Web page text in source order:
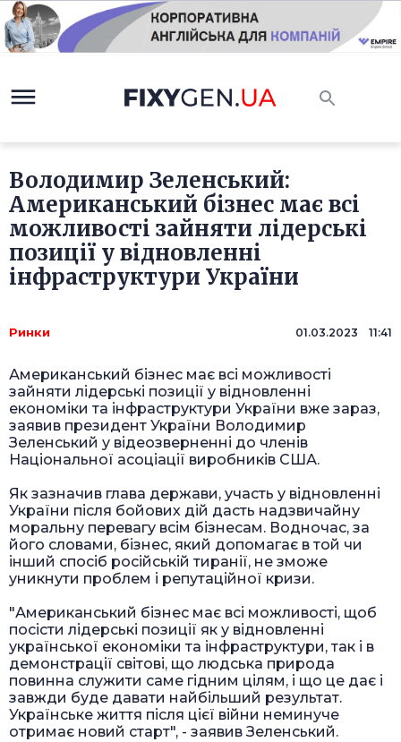
Володимир Зеленський:
Американський бізнес має всі
можливості зайняти лідерські
позиції у відновленні
інфраструктури України
Ринки 01.03.2023 11:41
Американський бізнес має всі можливості
зайняти лідерські позиції у відновленні
економіки та інфраструктури України вже зараз,
заявив президент України Володимир
Зеленський у відеозверненні до членів
Національної асоціації виробників США.
Як зазначив глава держави, участь у відновленні
України після бойових дій дасть надзвичайну
моральну перевагу всім бізнесам. Водночас, за
його словами, бізнес, який допомагає в той чи
інший спосіб російській тиранії, не зможе
уникнути проблем і репутаційної кризи.
"Американський бізнес має всі можливості, щоб
посісти лідерські позиції як у відновленні
української економіки та інфраструктури, так і в
демонстрації світові, що людська природа
повинна служити саме гідним цілям, і що це дає і
завжди буде давати найбільший результат.
Українське життя після цієї війни неминуче
отримає новий старт", - заявив Зеленський.